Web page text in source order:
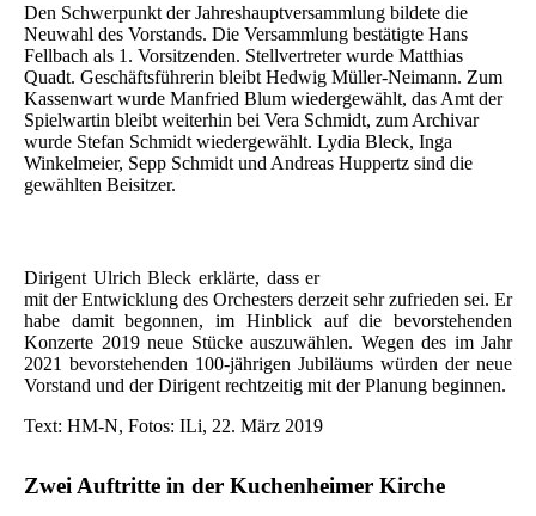
Den Schwerpunkt der Jahreshauptversammlung bildete die
Neuwahl des Vorstands. Die Versammlung bestätigte Hans
Fellbach als 1. Vorsitzenden. Stellvertreter wurde Matthias
Quadt. Geschäftsführerin bleibt Hedwig Müller-Neimann. Zum
Kassenwart wurde Manfried Blum wiedergewählt, das Amt der
Spielwartin bleibt weiterhin bei Vera Schmidt, zum Archivar
wurde Stefan Schmidt wiedergewählt. Lydia Bleck, Inga
Winkelmeier, Sepp Schmidt und Andreas Huppertz sind die
gewählten Beisitzer.
Dirigent Ulrich Bleck erklärte, dass er
mit der Entwicklung des Orchesters derzeit sehr zufrieden sei. Er
habe damit begonnen, im Hinblick auf die bevorstehenden
Konzerte 2019 neue Stücke auszuwählen. Wegen des im Jahr
2021 bevorstehenden 100-jährigen Jubiläums würden der neue
Vorstand und der Dirigent rechtzeitig mit der Planung beginnen.
Text: HM-N, Fotos: ILi, 22. März 2019
Zwei Auftritte in der Kuchenheimer Kirche